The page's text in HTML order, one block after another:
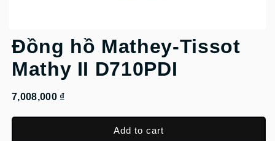
Đồng hồ Mathey-Tissot
Mathy II D710PDI
7,008,000 ₫
Add to cart